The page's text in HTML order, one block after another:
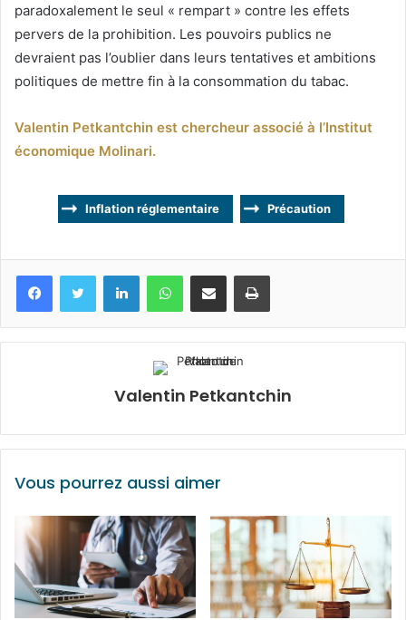
paradoxalement le seul « rempart » contre les effets
pervers de la prohibition. Les pouvoirs publics ne
devraient pas l’oublier dans leurs tentatives et ambitions
politiques de mettre fin à la consommation du tabac.
Valentin Petkantchin est chercheur associé à l’Institut
économique Molinari.
Inflation réglementaire Précaution
FacebookTwitter LinkedinWhatsApp
Partagez par mail Imprimez
Valentin Petkantchin
Vous pourrez aussi aimer